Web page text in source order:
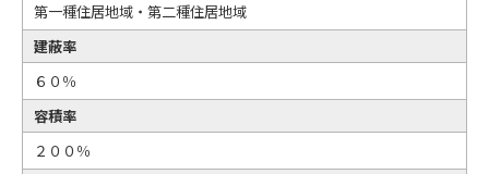
第一種住居地域・第二種住居地域
建蔽率
６０％
容積率
２００％